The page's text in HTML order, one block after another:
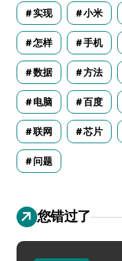
实现 小米
怎样 手机
数据 方法
电脑 百度
联网 芯片
问题
您错过了